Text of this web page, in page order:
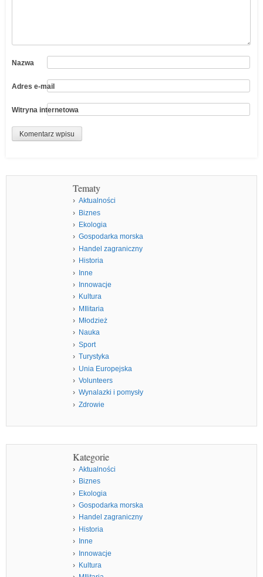
Nazwa
Adres e-mail
Witryna internetowa
Tematy
Aktualności
Biznes
Ekologia
Gospodarka morska
Handel zagraniczny
Historia
Inne
Innowacje
Kultura
MIlitaria
Młodzież
Nauka
Sport
Turystyka
Unia Europejska
Volunteers
Wynalazki i pomysły
Zdrowie
Kategorie
Aktualności
Biznes
Ekologia
Gospodarka morska
Handel zagraniczny
Historia
Inne
Innowacje
Kultura